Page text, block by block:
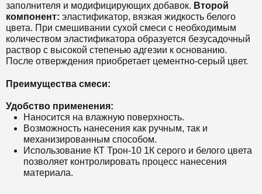
заполнителя и модифицирующих добавок. Второй
компонент: эластификатор, вязкая жидкость белого
цвета. При смешивании сухой смеси с необходимым
количеством эластификатора образуется безусадочный
раствор с высокой степенью адгезии к основанию.
После отверждения приобретает цементно-серый цвет.
Преимущества смеси:
Удобство применения:
Наносится на влажную поверхность.
Возможность нанесения как ручным, так и
механизированным способом.
Использование КТ Трон-10 1К серого и белого цвета
позволяет контролировать процесс нанесения
материала.